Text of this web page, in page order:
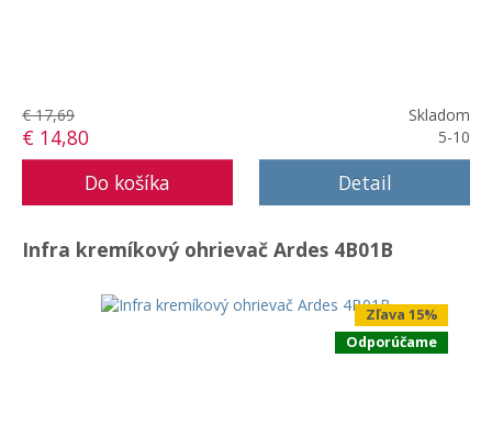
€ 17,69
€ 14,80
Skladom
5-10
Detail
Infra kremíkový ohrievač Ardes 4B01B
Zľava 15%
Odporúčame